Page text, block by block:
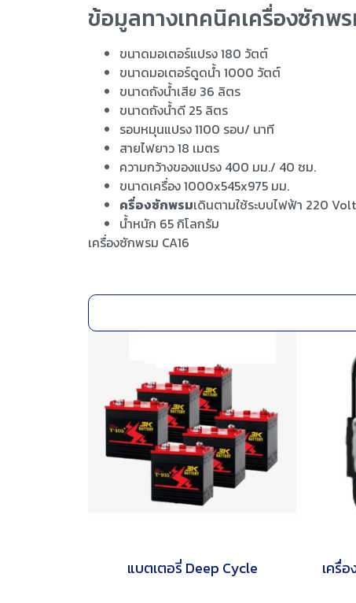
ข้อมูลทางเทคนิคเครื่องซักพ
ขนาดมอเตอร์แปรง 180 วัตต์
ขนาดมอเตอร์ดูดน้ำ 1000 วัตต์
ขนาดถังน้ำเสีย 36 ลิตร
ขนาดถังน้ำดี 25 ลิตร
รอบหมุนแปรง 1100 รอบ/ นาที
สายไฟยาว 18 เมตร
ความกว้างของแปรง 400 มม./ 40 ซม.
ขนาดเครื่อง 1000x545x975 มม.
ครื่องซักพรมเดินตามใช้ระบบไฟฟ้า 220
น้ำหนัก 65 กิโลกรัม
เครื่องซักพรม CA16
แบตเตอรี่ Deep Cycle เครื่